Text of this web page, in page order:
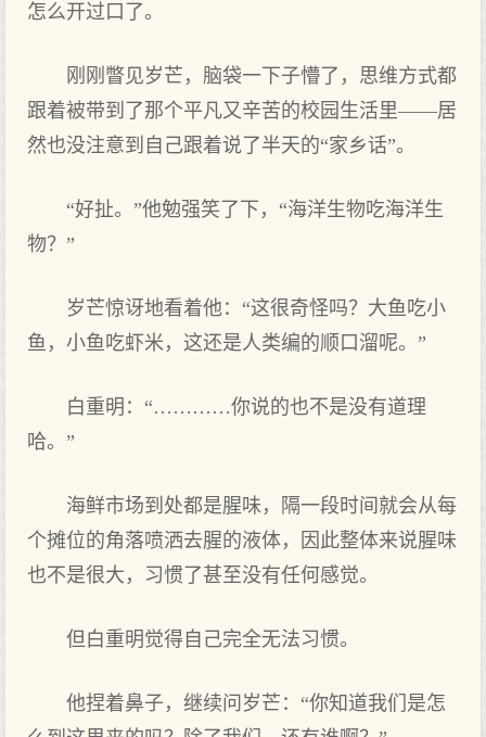
怎么开过口了。
刚刚瞥见岁芒，脑袋一下子懵了，思维方式都
跟着被带到了那个平凡又辛苦的校园生活里——居
然也没注意到自己跟着说了半天的“家乡话”。
“好扯。”他勉强笑了下，“海洋生物吃海洋生
物？”
岁芒惊讶地看着他：“这很奇怪吗？大鱼吃小
鱼，小鱼吃虾米，这还是人类编的顺口溜呢。”
白重明：“…………你说的也不是没有道理
哈。”
海鲜市场到处都是腥味，隔一段时间就会从每
个摊位的角落喷洒去腥的液体，因此整体来说腥味
也不是很大，习惯了甚至没有任何感觉。
但白重明觉得自己完全无法习惯。
他捏着鼻子，继续问岁芒：“你知道我们是怎